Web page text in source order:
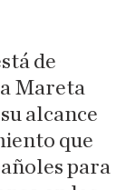
de
Mareta
alcance
que
para